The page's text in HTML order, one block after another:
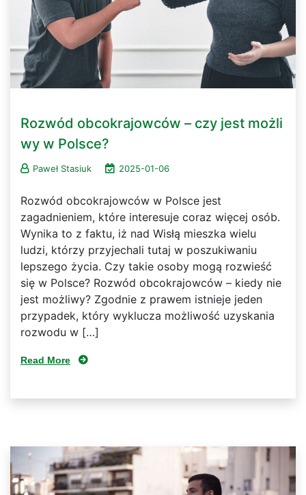
Rozwód obcokrajowców – czy jest możli
wy w Polsce?
Paweł Stasiuk 2025-01-06
Rozwód obcokrajowców w Polsce jest
zagadnieniem, które interesuje coraz więcej osób.
Wynika to z faktu, iż nad Wisłą mieszka wielu
ludzi, którzy przyjechali tutaj w poszukiwaniu
lepszego życia. Czy takie osoby mogą rozwieść
się w Polsce? Rozwód obcokrajowców – kiedy nie
jest możliwy? Zgodnie z prawem istnieje jeden
przypadek, który wyklucza możliwość uzyskania
rozwodu w […]
Read More